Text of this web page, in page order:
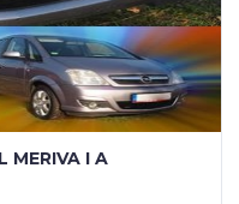
MERIVA I A